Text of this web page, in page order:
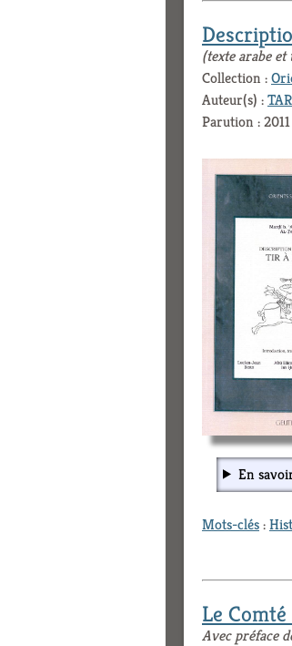
(texte arabe
Collection :
Auteur(s) :
Parution : 2011
En
Mots-clés:
Le
Avec préface